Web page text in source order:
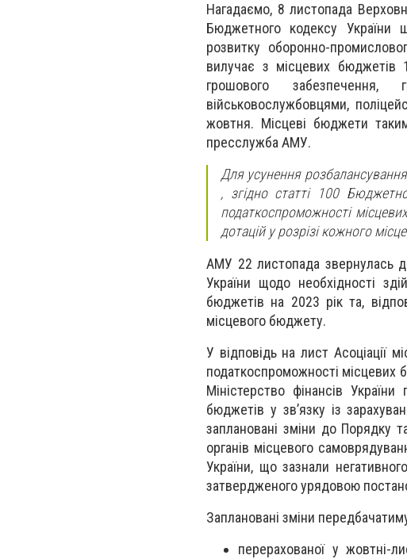
Нагадаємо, 8 листопада
Бюджетного кодексу України
розвитку оборонно-
вилучає з місцевих бюджетів
грошового
військовослужбовцями,
жовтня. Місцеві бюджети
пресслужба АМУ.
Для усунення
, згідно статті 100
податкоспроможності
дотацій у розрізі кожного
АМУ 22 листопада звернулась
України щодо необхідності
бюджетів на 2023 рік та,
місцевого бюджету.
У відповідь на лист Асоціації
податкоспроможності місцевих
Міністерство фінансів
бюджетів у зв’язку із
заплановані зміни до Порядку
органів місцевого
України, що зазнали
затвердженого урядовою
Заплановані зміни
перерахованої у жовтні-